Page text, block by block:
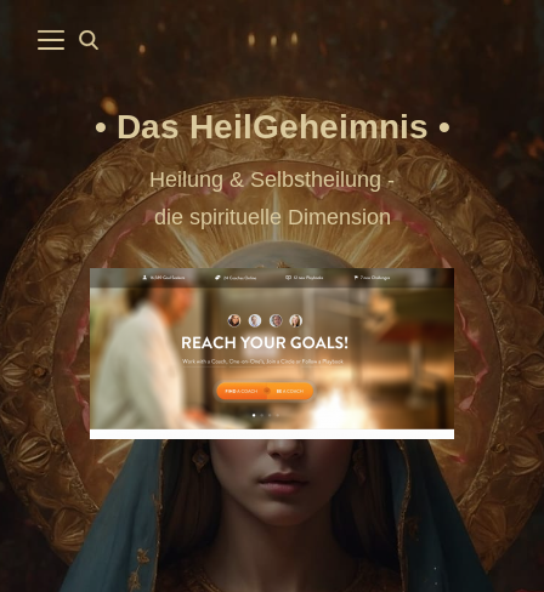
Das HeilGeheimnis
Heilung & Selbstheilung -
die spirituelle Dimension